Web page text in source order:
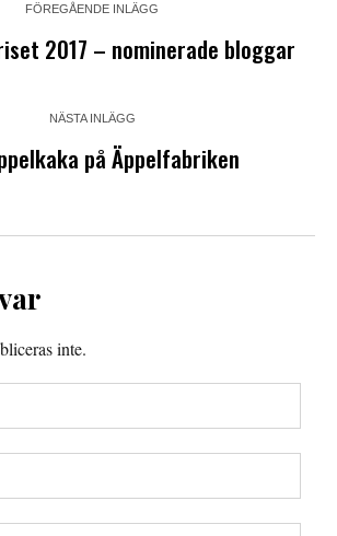
FÖREGÅENDE INLÄGG
2017 – nominerade bloggar
NÄSTA INLÄGG
på Äppelfabriken
inte.